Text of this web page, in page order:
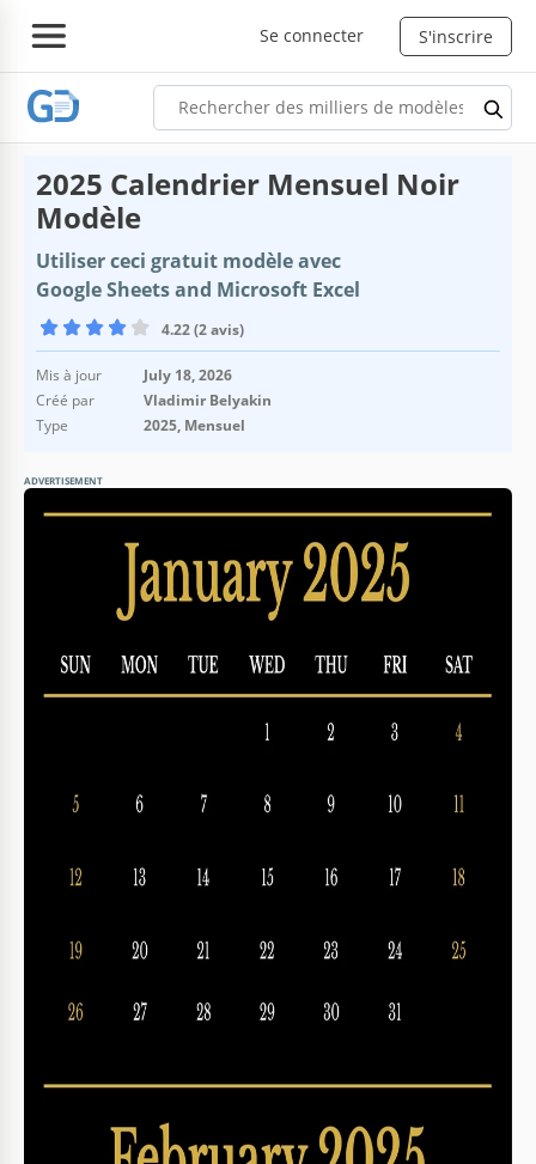
Se connecter S'inscrire
2025 Calendrier Mensuel Noir
Modèle
Utiliser ceci gratuit modèle avec
Google Sheets and Microsoft Excel
4.22 (2 avis)
Mis à jour
July 18, 2026
Créé par
Vladimir Belyakin
Type
2025, Mensuel
ADVERTISEMENT